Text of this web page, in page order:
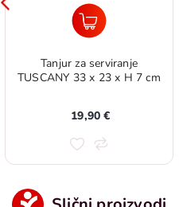
Tanjur za serviranje
TUSCANY 33 x 23 x H 7 cm
19,90 €